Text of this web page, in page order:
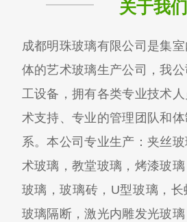
关于我们
成都明珠玻璃有限公司是集
体的艺术玻璃生产公司，我
工设备，拥有各类专业技术
术支持、专业的管理团队和
系。本公司专业生产：夹丝
术玻璃，教堂玻璃，烤漆玻
玻璃，玻璃砖，U型玻璃，
玻璃隔断，激光内雕发光玻